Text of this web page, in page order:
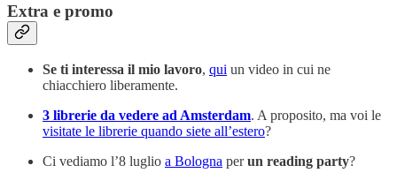
Extra e promo
Se ti interessa il mio lavoro, qui un video in cui ne
chiacchiero liberamente.
3 librerie da vedere ad Amsterdam. A proposito, ma voi le
visitate le librerie quando siete all’estero?
Ci vediamo l’8 luglio a Bologna perun reading party?